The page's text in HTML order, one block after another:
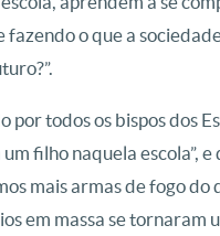
o que a
por todos os bispos dos
filho naquela escola”,
mais armas de fogo
em massa se tornaram